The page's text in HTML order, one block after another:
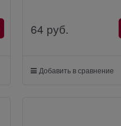
64 руб.
Добавить в сравнение